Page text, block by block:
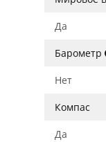
Да
Барометр
Нет
Компас
Да